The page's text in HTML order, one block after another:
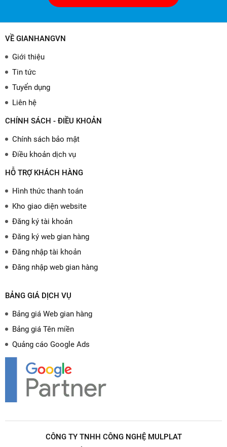
VỀ GIANHANGVN
Giới thiệu
Tin tức
Tuyển dụng
Liên hệ
CHÍNH SÁCH - ĐIỀU KHOẢN
Chính sách bảo mật
Điều khoản dịch vụ
HỖ TRỢ KHÁCH HÀNG
Hình thức thanh toán
Kho giao diện website
Đăng ký tài khoản
Đăng ký web gian hàng
Đăng nhập tài khoản
Đăng nhập web gian hàng
BẢNG GIÁ DỊCH VỤ
Bảng giá Web gian hàng
Bảng giá Tên miền
Quảng cáo Google Ads
CÔNG TY TNHH CÔNG NGHỆ MULPLAT